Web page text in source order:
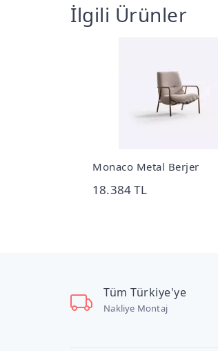
İlgili Ürünler
Monaco Metal Berjer
18.384 TL
Tüm Türkiye'ye
Nakliye Montaj